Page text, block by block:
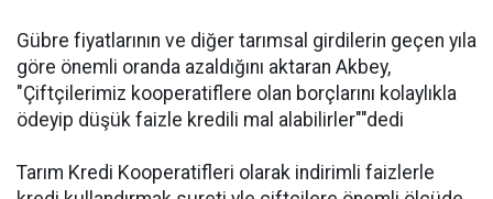
Gübre fiyatlarının ve diğer tarımsal girdilerin geçen yıla
göre önemli oranda azaldığını aktaran Akbey,
"Çiftçilerimiz kooperatiflere olan borçlarını kolaylıkla
ödeyip düşük faizle kredili mal alabilirler""dedi
Tarım Kredi Kooperatifleri olarak indirimli faizlerle